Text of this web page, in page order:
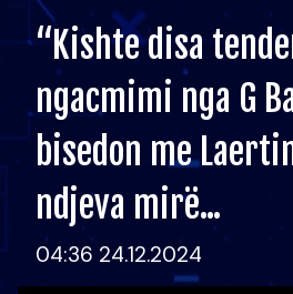
“Kishte disa
ngacmimi nga G
bisedon me
ndjeva mirë...
04:36 24.12.2024